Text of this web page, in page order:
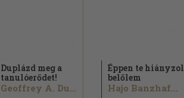
Duplázd meg a
tanulóerődet!
Geoffrey A. Dudley
Éppen te hiányzol
belőlem
Hajo Banzhaf...